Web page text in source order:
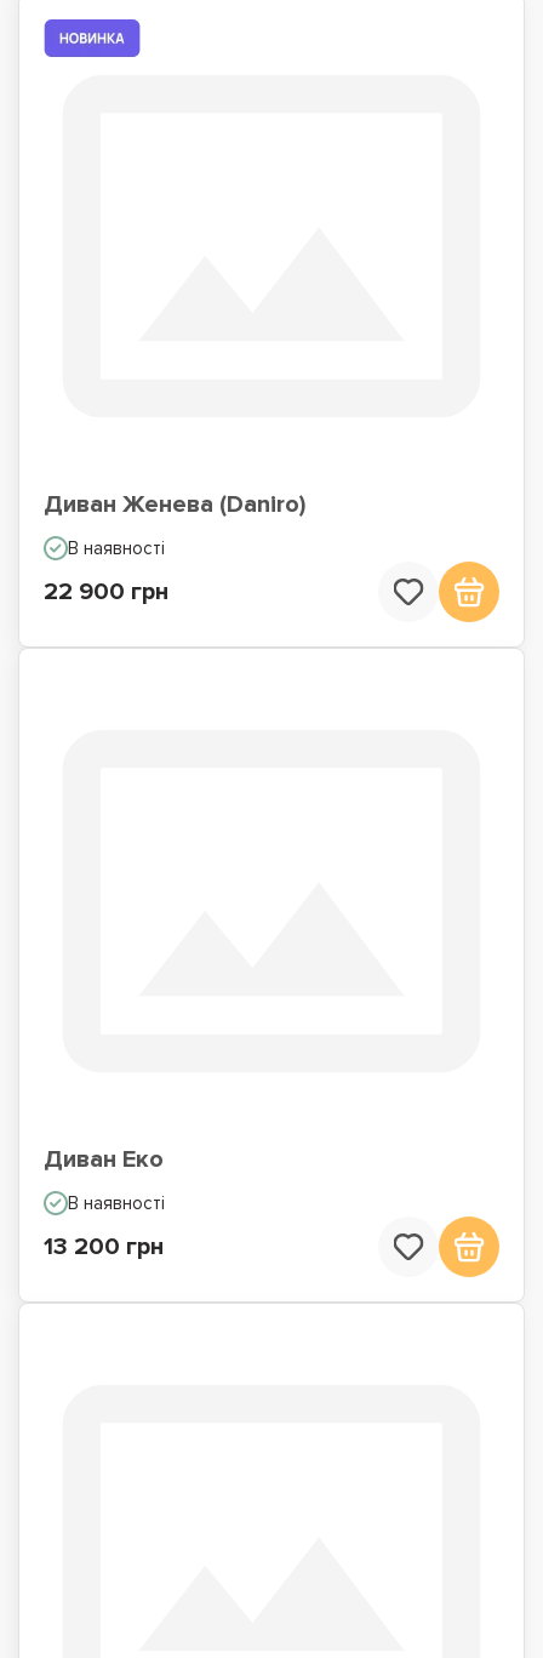
Диван Женева (Daniro)
В наявності
22 900 грн
Диван Еко
В наявності
13 200 грн